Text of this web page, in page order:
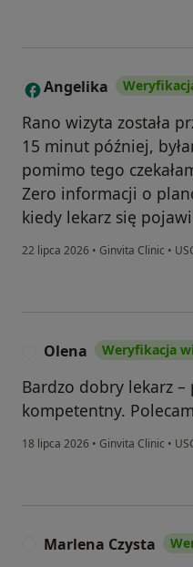
A Angelika
Rano wizyta została
15 minut później,
pomimo tego
Zero informacji o
kiedy lekarz się
22 lipca 2026 • Ginvita Clinic •
Olena Weryfikacja
Bardzo dobry lekarz
kompetentny.
18 lipca 2026 • Ginvita Clinic •
Marlena Czysta